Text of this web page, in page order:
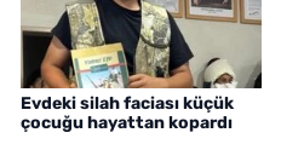
Evdeki silah faciası küçük
çocuğu hayattan kopardı